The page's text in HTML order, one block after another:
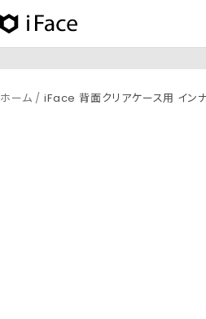
コ
ン
ツ
iFace
日
本
公ホーム iFace 背面クリアケース用 イン